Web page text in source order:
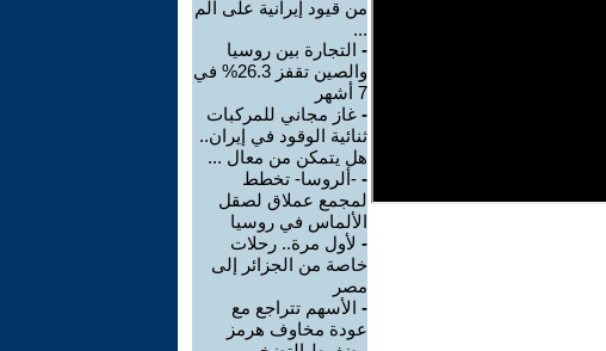
من قيود إيرانية على الم
...
- التجارة بين روسيا
والصين تقفز 26.3% في
7 أشهر
- غاز مجاني للمركبات
ثنائية الوقود في إيران..
هل يتمكن من معال ...
- -ألروسا- تخطط
لمجمع عملاق لصقل
الألماس في روسيا
- لأول مرة.. رحلات
خاصة من الجزائر إلى
مصر
- الأسهم تتراجع مع
عودة مخاوف هرمز